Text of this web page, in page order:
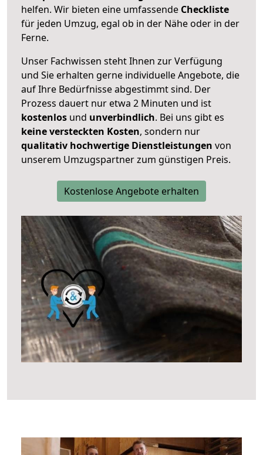
helfen. Wir bieten eine umfassende Checkliste
für jeden Umzug, egal ob in der Nähe oder in der
Ferne.
Unser Fachwissen steht Ihnen zur Verfügung
und Sie erhalten gerne individuelle Angebote, die
auf Ihre Bedürfnisse abgestimmt sind. Der
Prozess dauert nur etwa 2 Minuten und ist
kostenlos und unverbindlich. Bei uns gibt es
keine versteckten Kosten, sondern nur
qualitativ hochwertige Dienstleistungen von
unserem Umzugspartner zum günstigen Preis.
Kostenlose Angebote erhalten